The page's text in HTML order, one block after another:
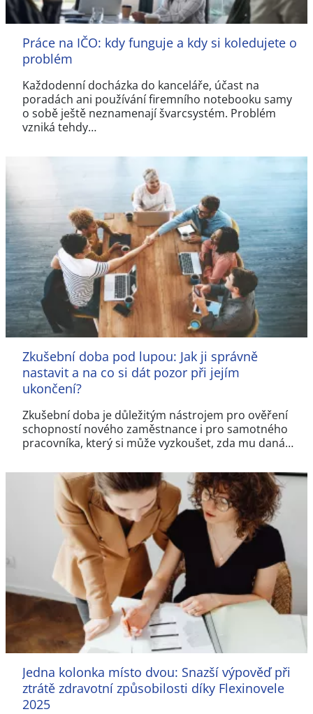
Práce na IČO: kdy funguje a kdy si koledujete o
problém
Každodenní docházka do kanceláře, účast na
poradách ani používání firemního notebooku samy
o sobě ještě neznamenají švarcsystém. Problém
vzniká tehdy…
Zkušební doba pod lupou: Jak ji správně
nastavit a na co si dát pozor při jejím
ukončení?
Zkušební doba je důležitým nástrojem pro ověření
schopností nového zaměstnance i pro samotného
pracovníka, který si může vyzkoušet, zda mu daná…
Jedna kolonka místo dvou: Snazší výpověď při
ztrátě zdravotní způsobilosti díky Flexinovele
2025